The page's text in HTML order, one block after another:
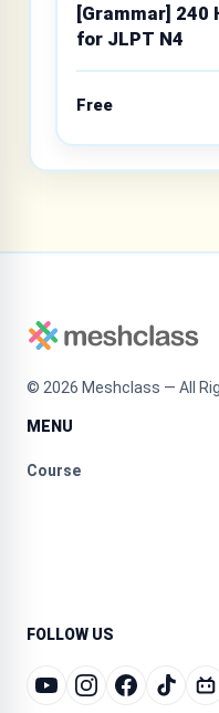
[Grammar] 240
for JLPT N4
Free
© 2026 Meshclass — All
MENU
Course
FOLLOW US